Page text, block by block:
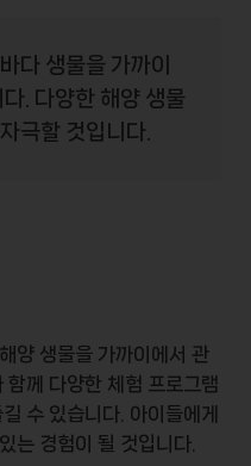
다 생물을 가까이
. 다양한 해양 생물
극할 것입니다.
양 생물을 가까이에서 관
께 다양한 체험 프로그램
수 있습니다. 아이들에게
는 경험이 될 것입니다.